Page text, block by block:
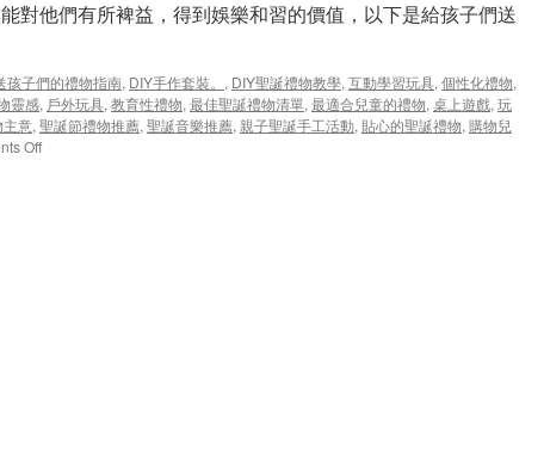
對他們有所裨益，得到娛樂和習的價值，以下是給孩子們送
孩子們的禮物指南, DIY手作套裝。 , DIY聖誕禮物教學, 互動學習玩具, 個性化禮物,
靈感, 戶外玩具, 教育性禮物, 最佳聖誕禮物清單, 最適合兒童的禮物, 桌上遊戲, 玩
主意, 聖誕節禮物推薦, 聖誕音樂推薦, 親子聖誕手工活動, 貼心的聖誕禮物, 購物兒
Offon